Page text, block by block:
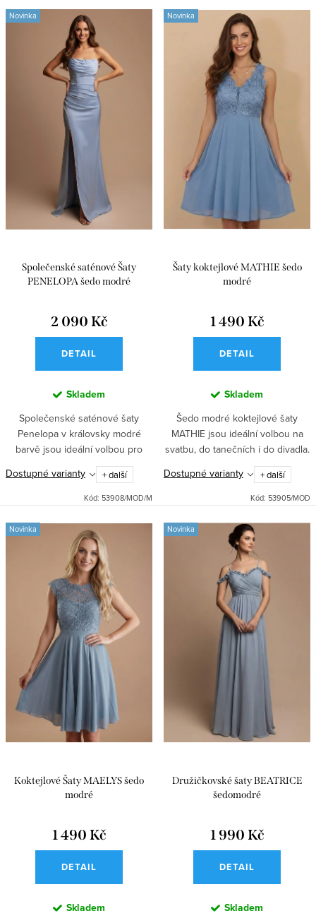
s
ů
n
t
ů
Nejprodávanější
Abecedně
Novinka
Společenské saténové Šaty
PENELOPA šedo modré
2 090 Kč
DETAIL
Skladem
Společenské saténové šaty
Penelopa v královsky modré
barvě jsou ideální volbou pro
plesovou sezónu díky svému
elegantnímu korzetovému topu a
dlouhé sukni s rozparkem.
Dostupné varianty + další
Kód: 53908/MOD/M
Novinka
Šaty koktejlové MATHIE šedo
modré
1 490 Kč
DETAIL
Skladem
Šedo modré koktejlové šaty
MATHIE jsou ideální volbou na
svatbu, do tanečních i do divadla.
Přiléhavý top s vyztuženým
výstřihem a kolová sukně se
spodničkou zaručí elegantní...
Dostupné varianty + další
Kód: 53905/MOD
Novinka
Koktejlové Šaty MAELYS šedo
modré
1 490 Kč
DETAIL
Skladem
Novinka
Družičkovské šaty BEATRICE
šedomodré
1 990 Kč
DETAIL
Skladem